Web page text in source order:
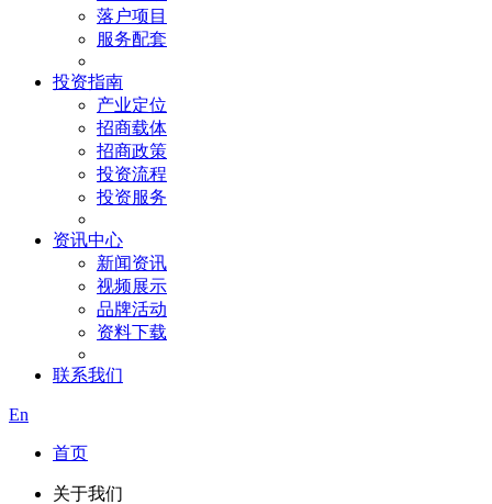
落户项目
服务配套
投资指南
产业定位
招商载体
招商政策
投资流程
投资服务
资讯中心
新闻资讯
视频展示
品牌活动
资料下载
联系我们
En
首页
关于我们